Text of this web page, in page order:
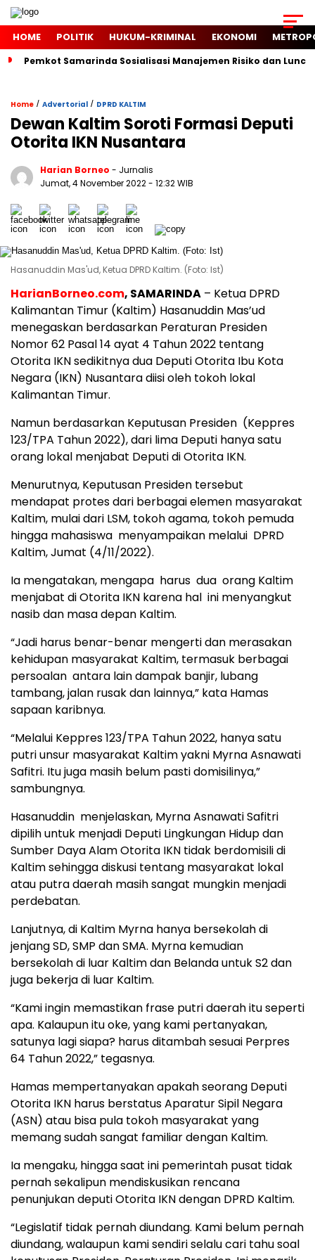
HOME POLITIK HUKUM-KRIMINAL EKONOMI
Pemkot Samarinda Sosialisasi Manajemen Risiko dan
Home / Advertorial / DPRD KALTIM
Dewan Kaltim Soroti Formasi Deputi
Otorita IKN Nusantara
Harian Borneo - Jurnalis
Jumat, 4 November 2022- 12:32 WIB
Hasanuddin Mas'ud, Ketua DPRD Kaltim. (Foto: Ist)
HarianBorneo.com, SAMARINDA – Ketua DPRD
Kalimantan Timur (Kaltim) Hasanuddin Mas’ud
menegaskan berdasarkan Peraturan Presiden
Nomor 62 Pasal 14 ayat 4 Tahun 2022 tentang
Otorita IKN sedikitnya dua Deputi Otorita Ibu Kota
Negara (IKN) Nusantara diisi oleh tokoh lokal
Kalimantan Timur.
Namun berdasarkan Keputusan Presiden (Keppres
123/TPA Tahun 2022), dari lima Deputi hanya satu
orang lokal menjabat Deputi di Otorita IKN.
Menurutnya, Keputusan Presiden tersebut
mendapat protes dari berbagai elemen masyarakat
Kaltim, mulai dari LSM, tokoh agama, tokoh pemuda
hingga mahasiswa menyampaikan melalui DPRD
Kaltim, Jumat (4/11/2022).
Ia mengatakan, mengapa harus dua orang Kaltim
menjabat di Otorita IKN karena hal ini menyangkut
nasib dan masa depan Kaltim.
“Jadi harus benar-benar mengerti dan merasakan
kehidupan masyarakat Kaltim, termasuk berbagai
persoalan antara lain dampak banjir, lubang
tambang, jalan rusak dan lainnya,” kata Hamas
sapaan karibnya.
“Melalui Keppres 123/TPA Tahun 2022, hanya satu
putri unsur masyarakat Kaltim yakni Myrna Asnawati
Safitri. Itu juga masih belum pasti domisilinya,”
sambungnya.
Hasanuddin menjelaskan, Myrna Asnawati Safitri
dipilih untuk menjadi Deputi Lingkungan Hidup dan
Sumber Daya Alam Otorita IKN tidak berdomisili di
Kaltim sehingga diskusi tentang masyarakat lokal
atau putra daerah masih sangat mungkin menjadi
perdebatan.
Lanjutnya, di Kaltim Myrna hanya bersekolah di
jenjang SD, SMP dan SMA. Myrna kemudian
bersekolah di luar Kaltim dan Belanda untuk S2 dan
juga bekerja di luar Kaltim.
“Kami ingin memastikan frase putri daerah itu seperti
apa. Kalaupun itu oke, yang kami pertanyakan,
satunya lagi siapa? harus ditambah sesuai Perpres
64 Tahun 2022,” tegasnya.
Hamas mempertanyakan apakah seorang Deputi
Otorita IKN harus berstatus Aparatur Sipil Negara
(ASN) atau bisa pula tokoh masyarakat yang
memang sudah sangat familiar dengan Kaltim.
Ia mengaku, hingga saat ini pemerintah pusat tidak
pernah sekalipun mendiskusikan rencana
penunjukan deputi Otorita IKN dengan DPRD Kaltim.
“Legislatif tidak pernah diundang. Kami belum pernah
diundang, walaupun kami sendiri selalu cari tahu soal